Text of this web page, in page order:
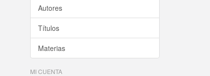
Autores
Títulos
Materias
MI CUENTA